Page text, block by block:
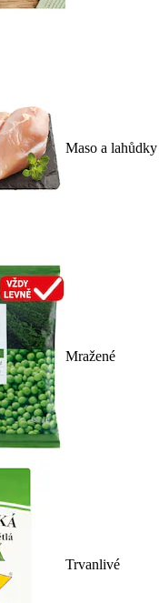
Maso a lahůdky
Mražené
Trvanlivé